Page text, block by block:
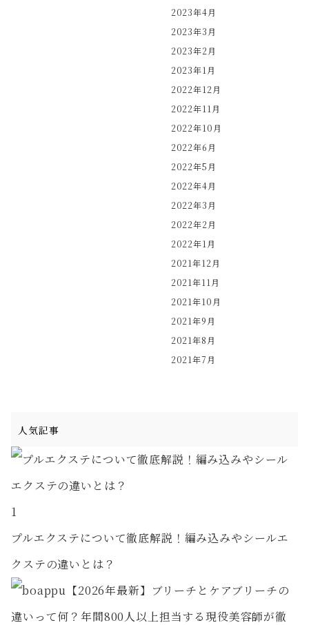
2023年4月
2023年3月
2023年2月
2023年1月
2022年12月
2022年11月
2022年10月
2022年6月
2022年5月
2022年4月
2022年3月
2022年2月
2022年1月
2021年12月
2021年11月
2021年10月
2021年9月
2021年8月
2021年7月
人気記事
1
プルエクステについて徹底解説！編み込みやシールエ
クステの違いとは？